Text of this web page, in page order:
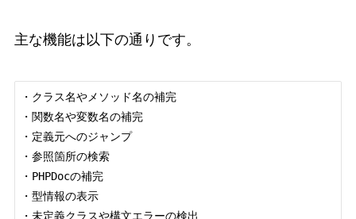
主な機能は以下の通りです。
・クラス名やメソッド名の補完
・関数名や変数名の補完
・定義元へのジャンプ
・参照箇所の検索
・PHPDocの補完
・型情報の表示
・未定義クラスや構文エラーの検出